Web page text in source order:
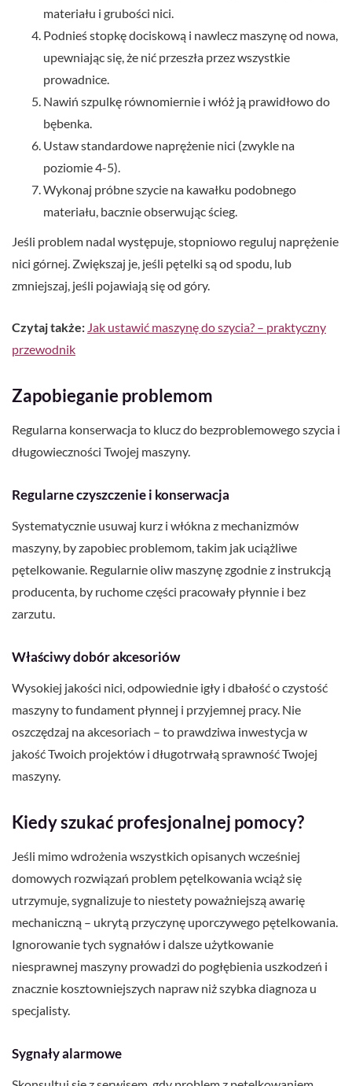
materiału i grubości nici.
Podnieś stopkę dociskową i nawlecz maszynę od nowa,
upewniając się, że nić przeszła przez wszystkie
prowadnice.
Nawiń szpulkę równomiernie i włóż ją prawidłowo do
bębenka.
Ustaw standardowe naprężenie nici (zwykle na
poziomie 4-5).
Wykonaj próbne szycie na kawałku podobnego
materiału, bacznie obserwując ścieg.
Jeśli problem nadal występuje, stopniowo reguluj naprężenie
nici górnej. Zwiększaj je, jeśli pętelki są od spodu, lub
zmniejszaj, jeśli pojawiają się od góry.
Czytaj także: Jak ustawić maszynę do szycia? – praktyczny
przewodnik
Zapobieganie problemom
Regularna konserwacja to klucz do bezproblemowego szycia i
długowieczności Twojej maszyny.
Regularne czyszczenie i konserwacja
Systematycznie usuwaj kurz i włókna z mechanizmów
maszyny, by zapobiec problemom, takim jak uciążliwe
pętelkowanie. Regularnie oliw maszynę zgodnie z instrukcją
producenta, by ruchome części pracowały płynnie i bez
zarzutu.
Właściwy dobór akcesoriów
Wysokiej jakości nici, odpowiednie igły i dbałość o czystość
maszyny to fundament płynnej i przyjemnej pracy. Nie
oszczędzaj na akcesoriach – to prawdziwa inwestycja w
jakość Twoich projektów i długotrwałą sprawność Twojej
maszyny.
Kiedy szukać profesjonalnej pomocy?
Jeśli mimo wdrożenia wszystkich opisanych wcześniej
domowych rozwiązań problem pętelkowania wciąż się
utrzymuje, sygnalizuje to niestety poważniejszą awarię
mechaniczną – ukrytą przyczynę uporczywego pętelkowania.
Ignorowanie tych sygnałów i dalsze użytkowanie
niesprawnej maszyny prowadzi do pogłębienia uszkodzeń i
znacznie kosztowniejszych napraw niż szybka diagnoza u
specjalisty.
Sygnały alarmowe